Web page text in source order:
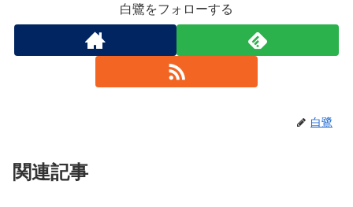
白鷺をフォローする
白鷺
関連記事